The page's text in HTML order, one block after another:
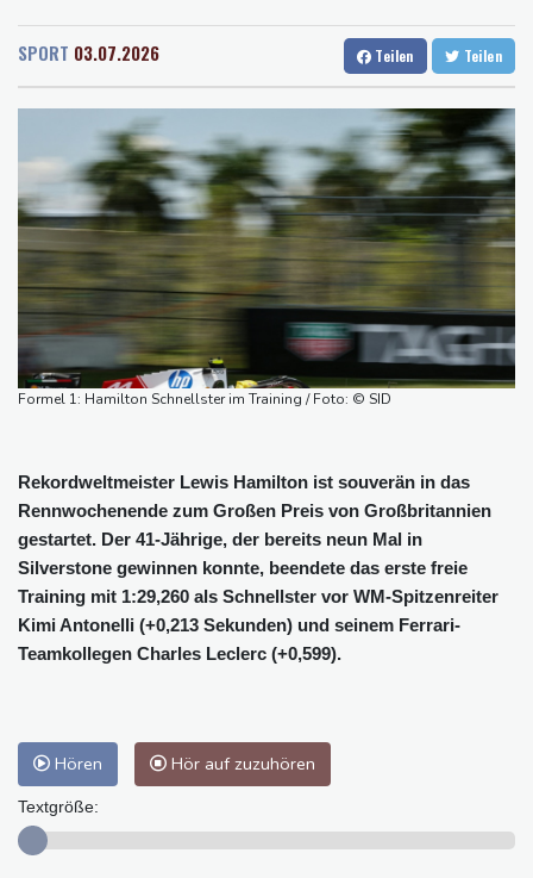
Dresden
Wien
27 °C
Baden-Baden
22 °C
Beugehaft für Lina E.
Verweigerter Dopingtest: NADA will Vierjahressperre für Ansah
Medien: Türkischer Präsident Erdogan zu Dreiergipfel in Saudi-
Arabien eingetroffen
Deutsche Industrieproduktion zeigt sich widerstandsfähig -
Rekordstand bei Exporten
Weniger Falschgeld im ersten Halbjahr im Umlauf
Anhaltende Trockenheit: Rheinpegel bei Düsseldorf auf
historischem Tief
Urteil: Nähe zu Muslimbruderschaft kann Verbeamtung
entgegenstehen
SPORT 03.07.2026 Teilen Teilen
Formel 1: Hamilton Schnellster im Training / Foto: © SID
Rekordweltmeister Lewis Hamilton ist souverän in das
Rennwochenende zum Großen Preis von Großbritannien
gestartet. Der 41-Jährige, der bereits neun Mal in
Silverstone gewinnen konnte, beendete das erste freie
Training mit 1:29,260 als Schnellster vor WM-Spitzenreiter
Kimi Antonelli (+0,213 Sekunden) und seinem Ferrari-
Teamkollegen Charles Leclerc (+0,599).
Hören Hör auf zuzuhören
Textgröße: